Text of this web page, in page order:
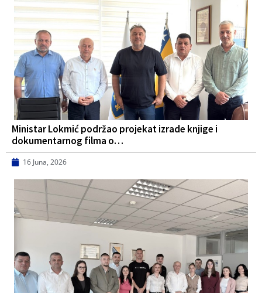
Ministar Lokmić podržao projekat izrade knjige i
dokumentarnog filma o…
16 Juna, 2026